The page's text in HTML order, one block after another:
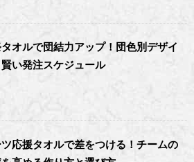
オルで団結力アップ！団色別デザイ
い発注スケジュール
応援タオルで差をつける！チームの